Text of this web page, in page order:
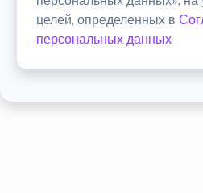
целей, определенных в
персональных данных